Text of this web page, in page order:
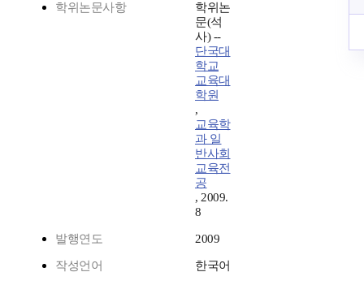
학위논문사항
학위논
문(석
사) --
단국대
학교
교육대
학원
,
교육학
과 일
반사회
교육전
공
, 2009.
8
발행연도 2009
작성언어 한국어